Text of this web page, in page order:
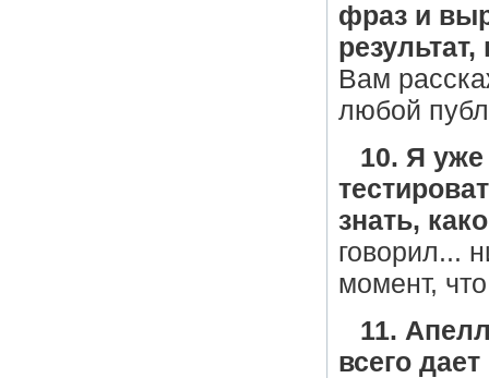
фраз и
Вам
любой
10. Я
знать,
говорил...
момент,
11.
всего